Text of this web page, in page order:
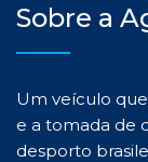
Sobre a
Um veículo
e a tomada de
desporto